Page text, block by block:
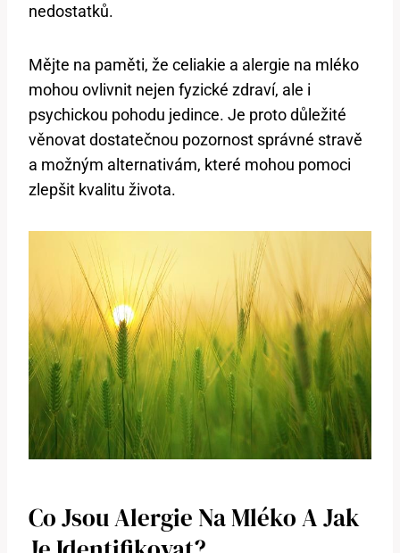
nedostatků.
Mějte na paměti, že celiakie a alergie na mléko
mohou ovlivnit nejen fyzické zdraví, ale i
psychickou pohodu jedince. Je proto důležité
věnovat dostatečnou pozornost správné stravě
a možným alternativám, které mohou pomoci
zlepšit kvalitu života.
Co Jsou Alergie Na Mléko A Jak